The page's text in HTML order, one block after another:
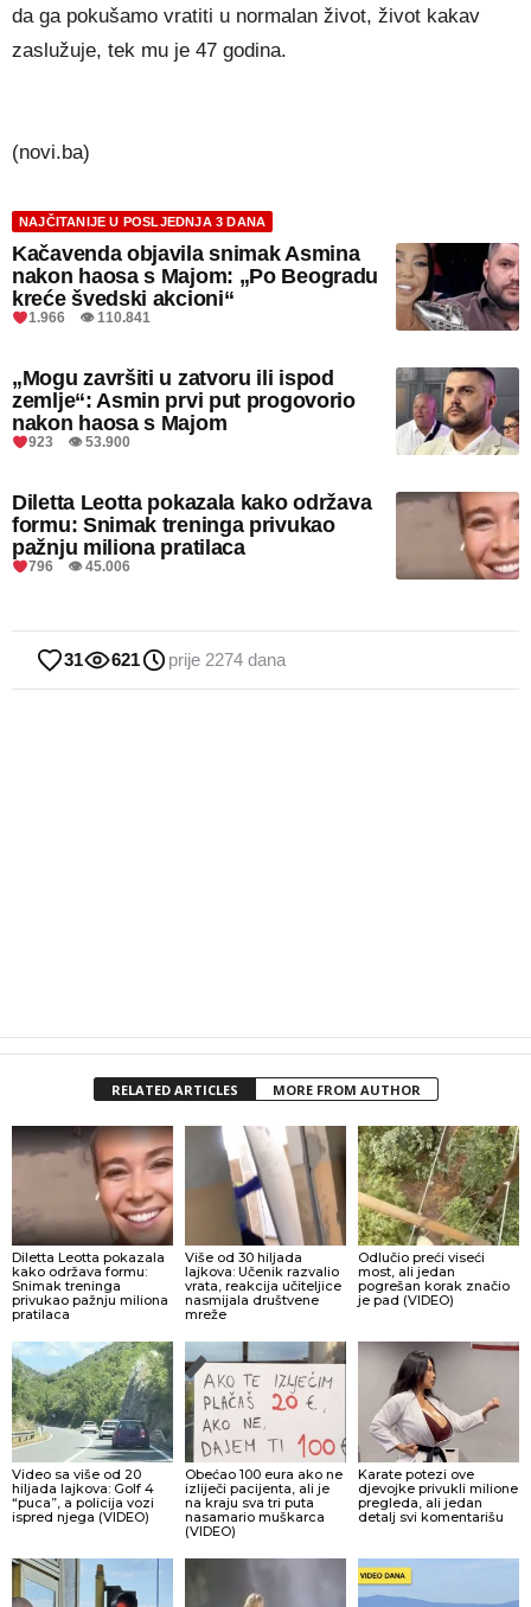
da ga pokušamo vratiti u normalan život, život kakav
zaslužuje, tek mu je 47 godina.
(novi.ba)
NAJČITANIJE U POSLJEDNJA 3 DANA
Kačavenda objavila snimak Asmina
nakon haosa s Majom: „Po Beogradu
kreće švedski akcioni“
1.966 👁 110.841
„Mogu završiti u zatvoru ili ispod
zemlje“: Asmin prvi put progovorio
nakon haosa s Majom
923 👁 53.900
Diletta Leotta pokazala kako održava
formu: Snimak treninga privukao
pažnju miliona pratilaca
796 👁 45.006
31 621 prije 2274 dana
RELATED ARTICLES MORE FROM AUTHOR
Diletta Leotta pokazala
kako održava formu:
Snimak treninga
privukao pažnju miliona
pratilaca
Više od 30 hiljada
lajkova: Učenik razvalio
vrata, reakcija učiteljice
nasmijala društvene
mreže
Odlučio preći viseći
most, ali jedan
pogrešan korak značio
je pad (VIDEO)
Video sa više od 20
hiljada lajkova: Golf 4
“puca”, a policija vozi
ispred njega (VIDEO)
Obećao 100 eura ako ne
izliječi pacijenta, ali je
na kraju sva tri puta
nasamario muškarca
(VIDEO)
Karate potezi ove
djevojke privukli milione
pregleda, ali jedan
detalj svi komentarišu